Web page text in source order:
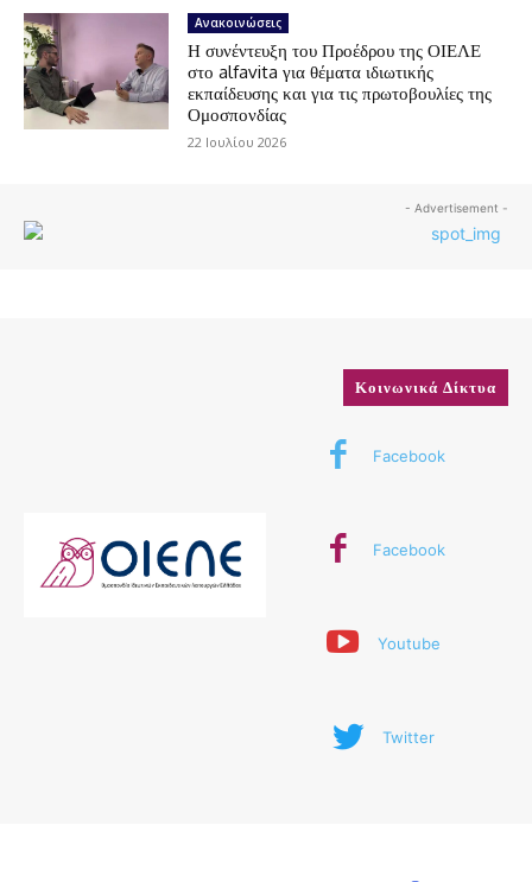
Ανακοινώσεις
Η συνέντευξη του Προέδρου της ΟΙΕΛΕ
στο alfavita για θέματα ιδιωτικής
εκπαίδευσης και για τις πρωτοβουλίες της
Ομοσπονδίας
22 Ιουλίου 2026
- Advertisement -
Κοινωνικά Δίκτυα
Facebook
Facebook
Youtube
Twitter